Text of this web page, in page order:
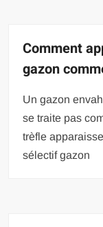
Comment
gazon
Un gazon
se traite pas
trèfle
sélectif gazon